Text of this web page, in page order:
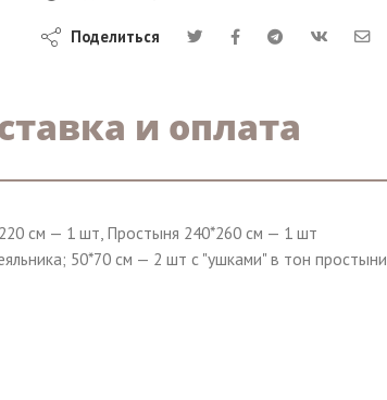
Поделиться
и оплата
см — 1 шт, Простыня 240*260 см — 1 шт
50*70 см — 2 шт c "ушками" в тон простыни